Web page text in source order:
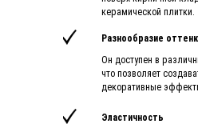
Разнообразие
керамической плитки.
Он доступен в
что позволяет
декоративные
Эластичность